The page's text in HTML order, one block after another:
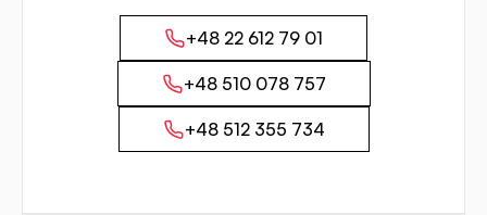
+48 22 612 79 01
+48 510 078 757
+48 512 355 734